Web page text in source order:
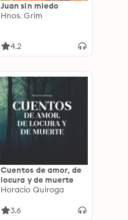
Juan sin miedo
Hnos. Grim
4.2
Cuentos de amor, de
locura y de muerte
Horacio Quiroga
3.6